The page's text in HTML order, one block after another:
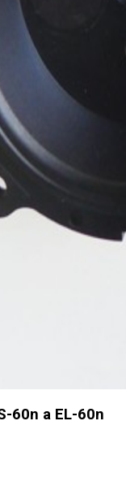
60n a EL-60n